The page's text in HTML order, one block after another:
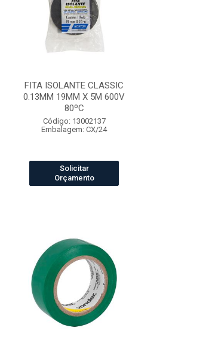
FITA ISOLANTE CLASSIC
0.13MM 19MM X 5M 600V
80ºC
Código: 13002137
Embalagem: CX/24
Solicitar
Orçamento